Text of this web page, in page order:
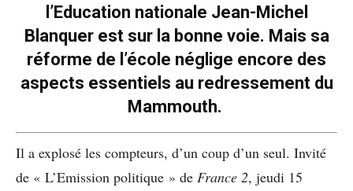
l’Education nationale Jean-Michel
Blanquer est sur la bonne voie. Mais sa
réforme de l’école néglige encore des
aspects essentiels au redressement du
Mammouth.
Il a explosé les compteurs, d’un coup d’un seul. Invité
de « L’Emission politique » de France 2, jeudi 15